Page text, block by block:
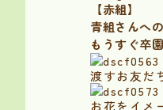
【赤組】
青組さんへ
もうすぐ卒
渡すお友だ
お花をイメ